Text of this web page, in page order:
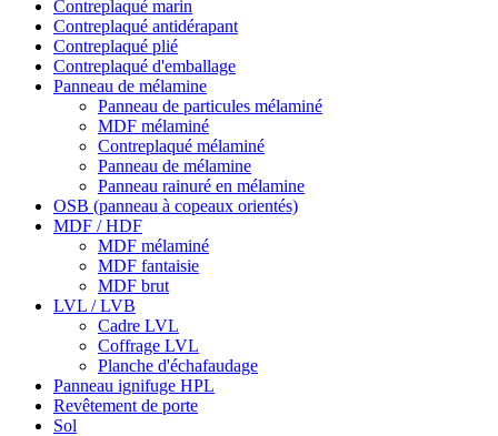
Contreplaqué marin
Contreplaqué antidérapant
Contreplaqué plié
Contreplaqué d'emballage
Panneau de mélamine
Panneau de particules mélaminé
MDF mélaminé
Contreplaqué mélaminé
Panneau de mélamine
Panneau rainuré en mélamine
OSB (panneau à copeaux orientés)
MDF / HDF
MDF mélaminé
MDF fantaisie
MDF brut
LVL / LVB
Cadre LVL
Coffrage LVL
Planche d'échafaudage
Panneau ignifuge HPL
Revêtement de porte
Sol